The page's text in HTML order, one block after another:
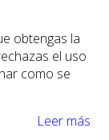
obtengas la
el uso
como se
Leer más